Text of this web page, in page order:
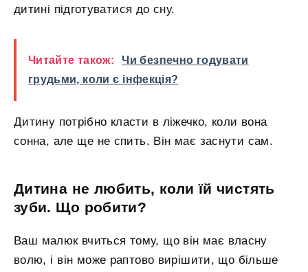
дитині підготуватися до сну.
Читайте також:
Чи безпечно годувати
грудьми, коли є інфекція?
Дитину потрібно класти в ліжечко, коли вона
сонна, але ще не спить. Він має заснути сам.
Дитина не любить, коли їй чистять
зуби. Що робити?
Ваш малюк вчиться тому, що він має власну
волю, і він може раптово вирішити, що більше